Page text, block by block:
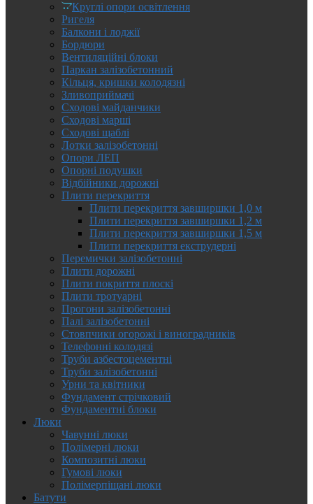
Круглі опори освітлення
Ригеля
Балкони і лоджії
Бордюри
Вентиляційні блоки
Паркан залізобетонний
Кільця, кришки колодязні
Зливоприймачі
Сходові майданчики
Сходові марші
Сходові щаблі
Лотки залізобетонні
Опори ЛЕП
Опорні подушки
Відбійники дорожні
Плити перекриття
Плити перекриття завширшки 1,0 м
Плити перекриття завширшки 1,2 м
Плити перекриття завширшки 1,5 м
Плити перекриття екструдерні
Перемички залізобетонні
Плити дорожні
Плити покриття плоскі
Плити тротуарні
Прогони залізобетонні
Палі залізобетонні
Стовпчики огорожі і виноградників
Телефонні колодязі
Труби азбестоцементні
Труби залізобетонні
Урни та квітники
Фундамент стрічковий
Фундаментні блоки
Люки
Чавунні люки
Полімерні люки
Композитні люки
Гумові люки
Полімерпіщані люки
Батути